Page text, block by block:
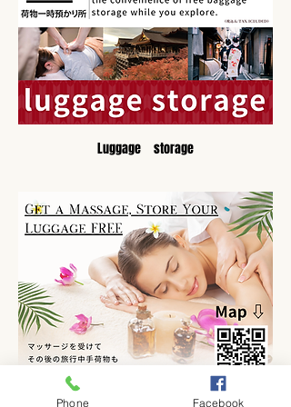
Luggage　storage
Phone Facebook